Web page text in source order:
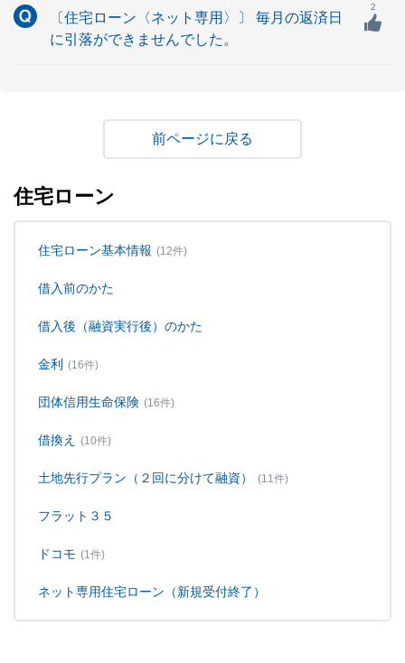
〔住宅ローン〈ネット専用〉〕 毎月の返済日
に引落ができませんでした。
2
戻る
住宅ローン
住宅ローン基本情報 (12件)
借入前のかた
借入後（融資実行後）のかた
金利 (16件)
団体信用生命保険 (16件)
借換え (10件)
土地先行プラン（２回に分けて融資） (11件)
フラット３５
ドコモ (1件)
ネット専用住宅ローン（新規受付終了）